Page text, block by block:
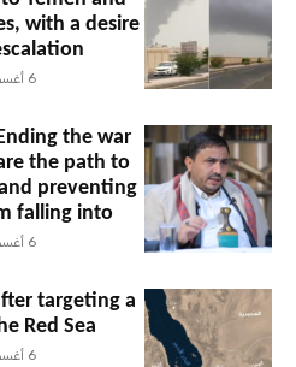
with a desire
6 أغسطس، 2026
the war
the path to
preventing
falling into...
6 أغسطس، 2026
targeting a
Red Sea
6 أغسطس، 2026